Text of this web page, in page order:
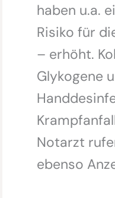
haben u.a.
Risiko für
– erhöht.
Glykogene
Notarzt
ebenso